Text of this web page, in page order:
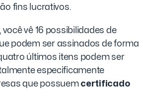
fins lucrativos.
você vê 16 possibilidades de
podem ser assinados de forma
últimos itens podem ser
especificamente
que possuem certificado